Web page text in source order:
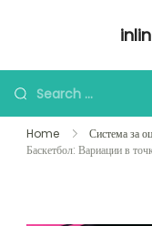
Looking
for
Something?
Home Система за
Баскетбол: Вариации в